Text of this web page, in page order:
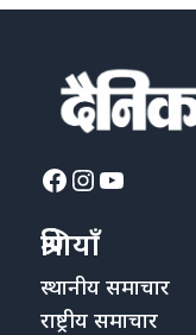
Facebook
Instagram
YouTube
श्रेणियाँ
स्थानीय समाचार
राष्ट्रीय समाचार